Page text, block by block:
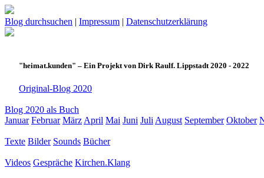
Blog durchsuchen | Impressum | Datenschutzerklärung
"heimat.kunden" – Ein Projekt von Dirk Raulf. Lippstadt 2020 - 2022
Original-Blog 2020
Blog 2020 als Buch
Januar Februar März April Mai Juni Juli August September Oktober
Texte Bilder Sounds Bücher
Videos Gespräche Kirchen.Klang